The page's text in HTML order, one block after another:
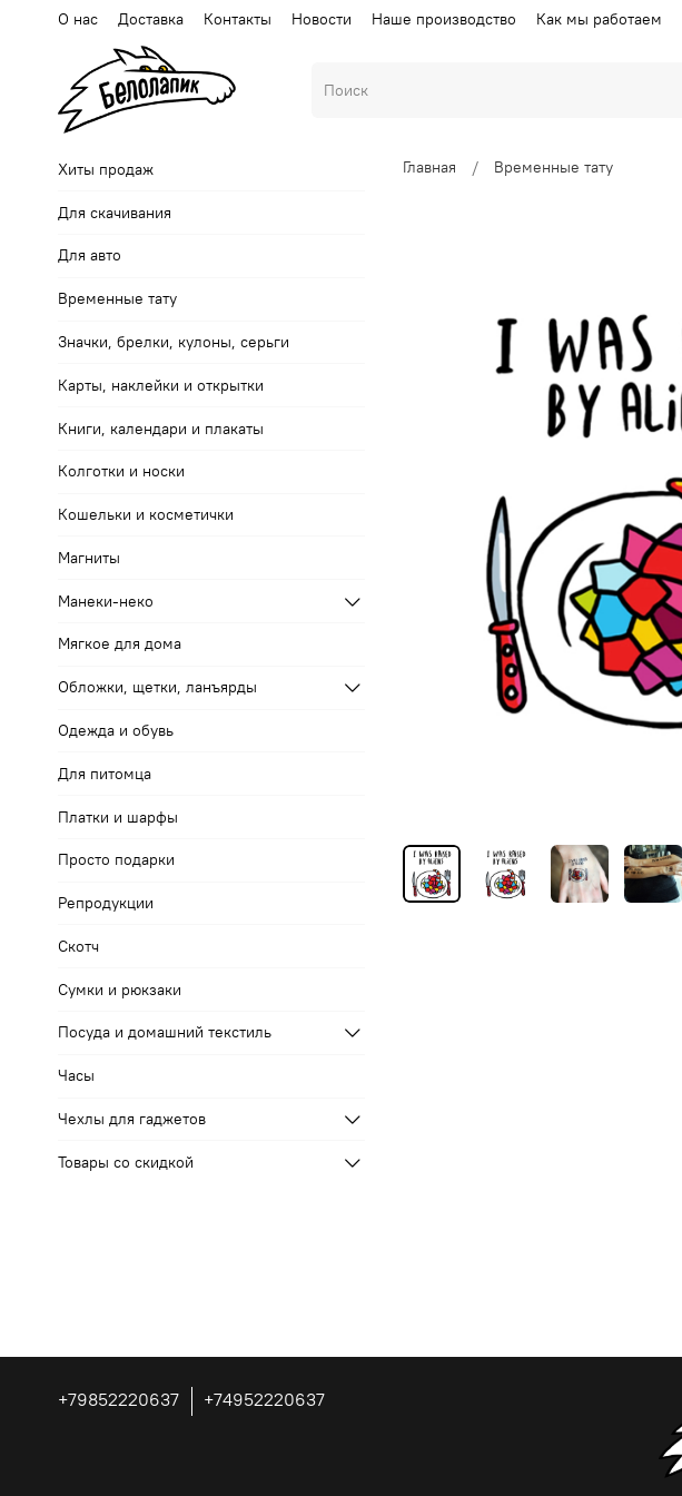
О нас Доставка Контакты Новости Наше производство Как мы работаем
Главная Временные тату
Хиты продаж
Для скачивания
Для авто
Временные тату
Значки, брелки, кулоны, серьги
Карты, наклейки и открытки
Книги, календари и плакаты
Колготки и носки
Кошельки и косметички
Магниты
Манеки-неко
Мягкое для дома
Обложки, щетки, ланъярды
Одежда и обувь
Для питомца
Платки и шарфы
Просто подарки
Репродукции
Скотч
Сумки и рюкзаки
Посуда и домашний текстиль
Часы
Чехлы для гаджетов
Товары со скидкой
+79852220637 +74952220637